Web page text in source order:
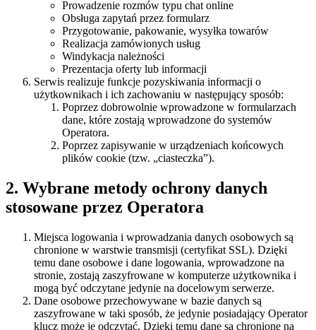
Prowadzenie rozmów typu chat online
Obsługa zapytań przez formularz
Przygotowanie, pakowanie, wysyłka towarów
Realizacja zamówionych usług
Windykacja należności
Prezentacja oferty lub informacji
Serwis realizuje funkcje pozyskiwania informacji o
użytkownikach i ich zachowaniu w następujący sposób:
Poprzez dobrowolnie wprowadzone w formularzach
dane, które zostają wprowadzone do systemów
Operatora.
Poprzez zapisywanie w urządzeniach końcowych
plików cookie (tzw. „ciasteczka”).
2. Wybrane metody ochrony danych
stosowane przez Operatora
Miejsca logowania i wprowadzania danych osobowych są
chronione w warstwie transmisji (certyfikat SSL). Dzięki
temu dane osobowe i dane logowania, wprowadzone na
stronie, zostają zaszyfrowane w komputerze użytkownika i
mogą być odczytane jedynie na docelowym serwerze.
Dane osobowe przechowywane w bazie danych są
zaszyfrowane w taki sposób, że jedynie posiadający Operator
klucz może je odczytać. Dzięki temu dane są chronione na